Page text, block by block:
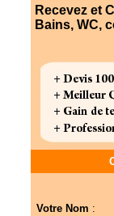
Recevez et
Bains, WC,
Votre Nom :